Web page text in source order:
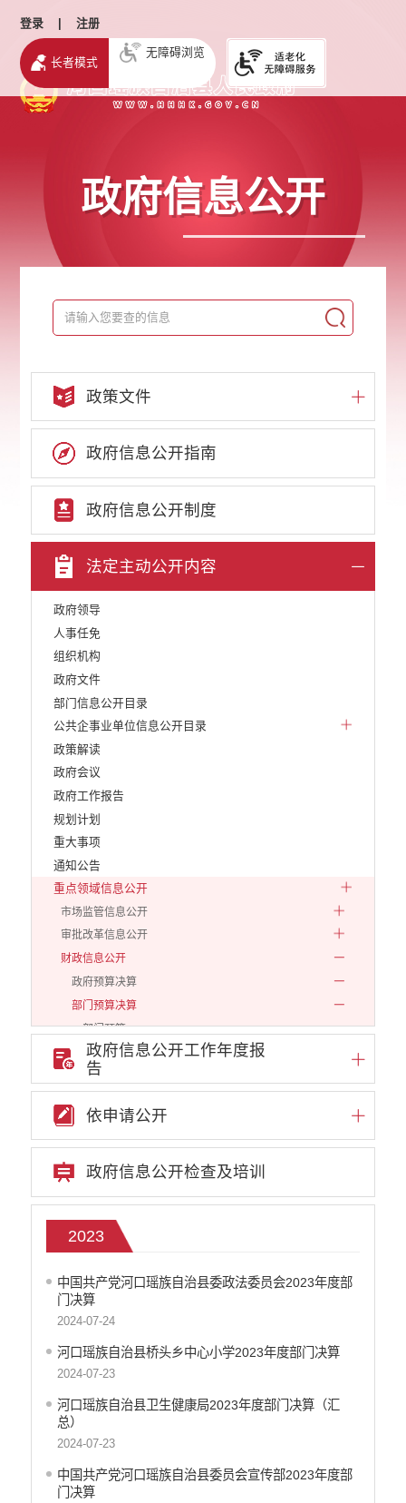
登录 | 注册
长者模式
无障碍浏览
政府信息公开
政策文件
政府信息公开指南
政府信息公开制度
法定主动公开内容
政府领导
人事任免
组织机构
政府文件
部门信息公开目录
公共企事业单位信息公开目录
政策解读
政府会议
政府工作报告
规划计划
重大事项
通知公告
重点领域信息公开
市场监管信息公开
审批改革信息公开
财政信息公开
政府预算决算
部门预算决算
部门预算
部门决算
2019
2021
2022
2023
2024
政府和社会资本合作（PPP）
预算绩效管理
专题专栏
审计结果公告信息公开
住房保障信息公开
云南省公共资源交易中心
环境保护信息公开
减税降费信息公开
重大建设项目信息公开
旅游市场秩序和服务质量信息公开
政府信息公开工作年度报
告
依申请公开
政府信息公开检查及培训
2023
中国共产党河口瑶族自治县委政法委员会2023年度部
门决算
2024-07-24
河口瑶族自治县桥头乡中心小学2023年度部门决算
2024-07-23
河口瑶族自治县卫生健康局2023年度部门决算（汇
总）
2024-07-23
中国共产党河口瑶族自治县委员会宣传部2023年度部
门决算